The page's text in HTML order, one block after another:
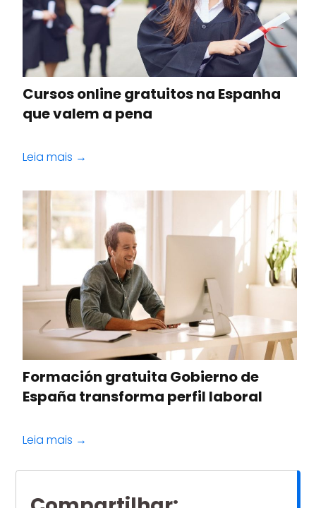
Cursos online gratuitos na Espanha
que valem a pena
Leia mais →
Formación gratuita Gobierno de
España transforma perfil laboral
Leia mais →